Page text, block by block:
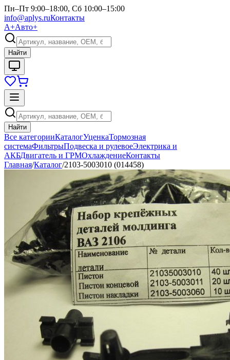
Пн–Пт 9:00–18:00, Сб 10:00–15:00
info@aplys.ruКонтакты
А+Авто+
Найти
Найти
Все категорииКаталогУценкаТормозная
системаФильтрыПодвеска и рулевоеЭлектрика и
АКБДвигатель и ГРМОхлаждениеКонтакты
Главная/Каталог/2103-5003010 (014458)